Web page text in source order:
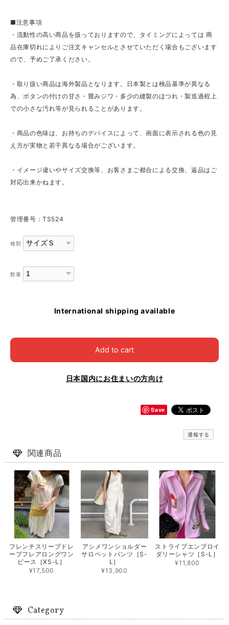
■注意事項
・流動性の高い商品を扱っておりますので、タイミングによっては 商
品在庫切れによりご注文キャンセルとさせていただく場合もございます
ので、予めご了承ください。
・取り扱い商品は海外製品となります。日本製とは検品基準が異なる
為、ボタンの付けの甘さ・畳みジワ・多少の縫製のほつれ・製造過程上
での小さな汚れ等が見られることがあります。
・商品の色味は、お持ちのデバイスによって、画面に表示される色の見
え方が実物と若干異なる場合がございます。
・イメージ違いやサイズ交換等、お客さまご都合による交換、返品はご
対応出来かねます。
管理番号：TS524
種類
数量
International shipping available
Add to cart
日本国内にお住まいの方向け
Save
通報する
関連商品
フレンチスリーブドレ
ープフレアロングワン
ピース［XS-L］
¥17,500
アシメワンショルダー
サロペットパンツ［S-
L］
¥13,900
ストライプエンブロイ
ダリーシャツ［S-L］
¥11,800
Category